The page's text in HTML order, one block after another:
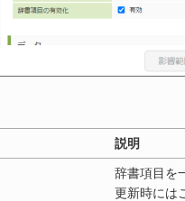
説明
辞書項目を
更新時には